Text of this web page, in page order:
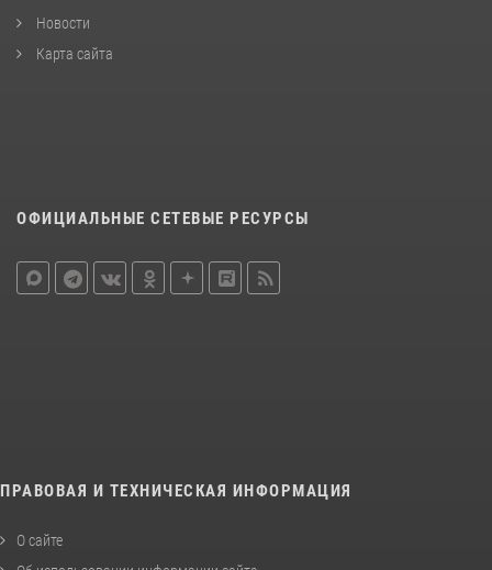
Новости
Карта сайта
ОФИЦИАЛЬНЫЕ СЕТЕВЫЕ РЕСУРСЫ
ПРАВОВАЯ И ТЕХНИЧЕСКАЯ ИНФОРМАЦИЯ
О сайте